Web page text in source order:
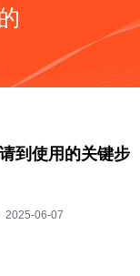
到使用的关键步
2025-06-07